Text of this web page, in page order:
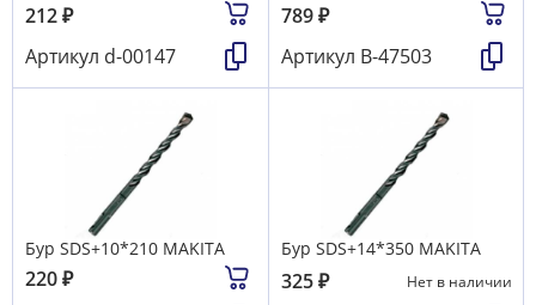
212₽
Артикул d-00147
789₽
Артикул B-47503
Бур SDS+10*210 MAKITA
220₽
Бур SDS+14*350 MAKITA
325₽ Нет в наличии